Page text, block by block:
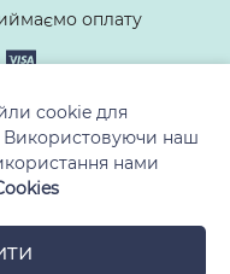
оплату
cookie для
Використовуючи наш
нами